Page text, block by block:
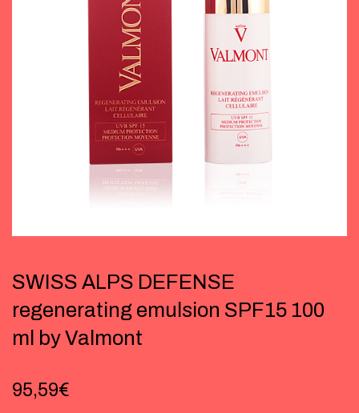
SWISS ALPS DEFENSE
regenerating emulsion SPF15 100
ml by Valmont
95,59€